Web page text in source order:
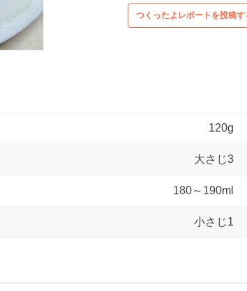
つくったよレポートを投稿す
120g
大さじ3
180～190ml
小さじ1